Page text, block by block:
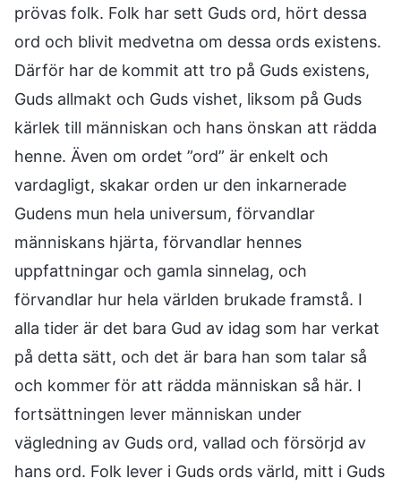
prövas folk. Folk har sett Guds ord, hört dessa
ord och blivit medvetna om dessa ords existens.
Därför har de kommit att tro på Guds existens,
Guds allmakt och Guds vishet, liksom på Guds
kärlek till människan och hans önskan att rädda
henne. Även om ordet ”ord” är enkelt och
vardagligt, skakar orden ur den inkarnerade
Gudens mun hela universum, förvandlar
människans hjärta, förvandlar hennes
uppfattningar och gamla sinnelag, och
förvandlar hur hela världen brukade framstå. I
alla tider är det bara Gud av idag som har verkat
på detta sätt, och det är bara han som talar så
och kommer för att rädda människan så här. I
fortsättningen lever människan under
vägledning av Guds ord, vallad och försörjd av
hans ord. Folk lever i Guds ords värld, mitt i Guds